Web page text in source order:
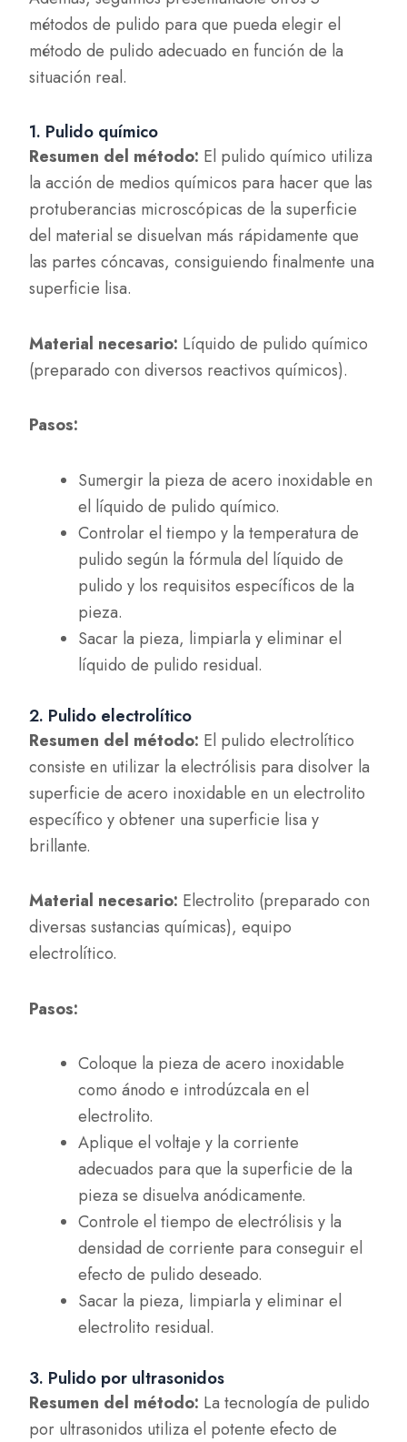
métodos de pulido para que pueda elegir el
método de pulido adecuado en función de la
situación real.
1. Pulido químico
Resumen del método: El pulido químico utiliza
la acción de medios químicos para hacer que las
protuberancias microscópicas de la superficie
del material se disuelvan más rápidamente que
las partes cóncavas, consiguiendo finalmente una
superficie lisa.
Material necesario: Líquido de pulido químico
(preparado con diversos reactivos químicos).
Pasos:
Sumergir la pieza de acero inoxidable en
el líquido de pulido químico.
Controlar el tiempo y la temperatura de
pulido según la fórmula del líquido de
pulido y los requisitos específicos de la
pieza.
Sacar la pieza, limpiarla y eliminar el
líquido de pulido residual.
2. Pulido electrolítico
Resumen del método: El pulido electrolítico
consiste en utilizar la electrólisis para disolver la
superficie de acero inoxidable en un electrolito
específico y obtener una superficie lisa y
brillante.
Material necesario: Electrolito (preparado con
diversas sustancias químicas), equipo
electrolítico.
Pasos:
Coloque la pieza de acero inoxidable
como ánodo e introdúzcala en el
electrolito.
Aplique el voltaje y la corriente
adecuados para que la superficie de la
pieza se disuelva anódicamente.
Controle el tiempo de electrólisis y la
densidad de corriente para conseguir el
efecto de pulido deseado.
Sacar la pieza, limpiarla y eliminar el
electrolito residual.
3. Pulido por ultrasonidos
Resumen del método: La tecnología de pulido
por ultrasonidos utiliza el potente efecto de